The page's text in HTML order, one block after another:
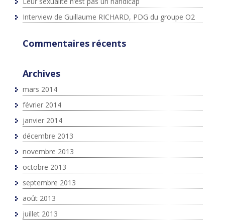
Interview de Guillaume RICHARD, PDG du groupe O2
Commentaires récents
Archives
mars 2014
février 2014
janvier 2014
décembre 2013
novembre 2013
octobre 2013
septembre 2013
août 2013
juillet 2013